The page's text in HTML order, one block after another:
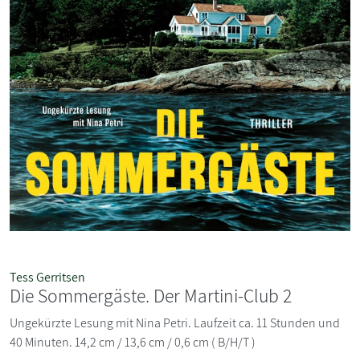
Tess Gerritsen
Die Sommergäste. Der Martini-Club 2
Ungekürzte Lesung mit Nina Petri. Laufzeit ca. 11 Stunden und
40 Minuten. 14,2 cm / 13,6 cm / 0,6 cm ( B/H/T )